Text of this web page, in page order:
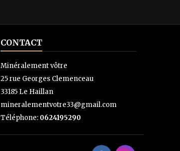
CONTACT
Minéralement vôtre
25 rue Georges Clemenceau
33185 Le Haillan
mineralementvotre33@gmail.com
Téléphone: 0624195290